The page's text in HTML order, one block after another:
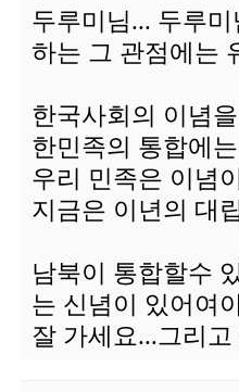
두루미님... 두루
하는 그 관점에는
한국사회의 이념
한민족의 통합에
우리 민족은 이념
지금은 이년의 대
남북이 통합할수
는 신념이 있어여
잘 가세요...그리